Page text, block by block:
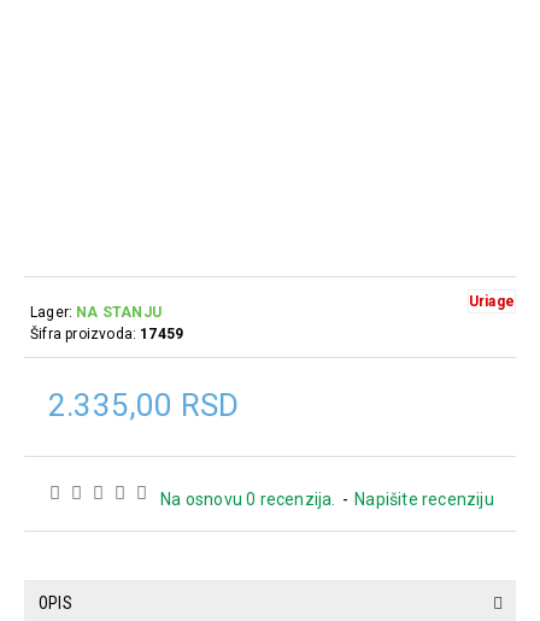
Na osnovu 0 recenzija. - Napišite recenziju
2.335,00 RSD
Lager: NA STANJU
Šifra proizvoda: 17459
Uriage
OPIS